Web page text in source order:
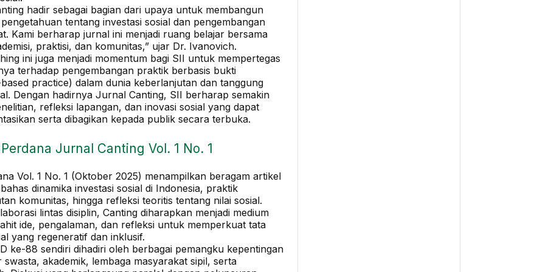
hadir sebagai bagian dari upaya untuk membangun
tentang investasi sosial dan pengembangan
Kami berharap jurnal ini menjadi ruang belajar bersama
praktisi, dan komunitas,” ujar Dr. Ivanovich.
ini juga menjadi momentum bagi SII untuk mempertegas
terhadap pengembangan praktik berbasis bukti
practice) dalam dunia keberlanjutan dan tanggung
Dengan hadirnya Jurnal Canting, SII berharap semakin
refleksi lapangan, dan inovasi sosial yang dapat
serta dibagikan kepada publik secara terbuka.
Jurnal Canting Vol. 1 No. 1
Vol. 1 No. 1 (Oktober 2025) menampilkan beragam artikel
dinamika investasi sosial di Indonesia, praktik
komunitas, hingga refleksi teoritis tentang nilai sosial.
lintas disiplin, Canting diharapkan menjadi medium
ide, pengalaman, dan refleksi untuk memperkuat tata
yang regeneratif dan inklusif.
ke-88 sendiri dihadiri oleh berbagai pemangku kepentingan
swasta, akademik, lembaga masyarakat sipil, serta